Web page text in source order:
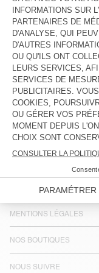
115 €
PAYS/RÉGIONS : FRANCE
LANGUE :
ACCESSIBILITÉ
SERVICE CLIENT
MENTIONS LÉGALES
NOS BOUTIQUES
NOUS SUIVRE